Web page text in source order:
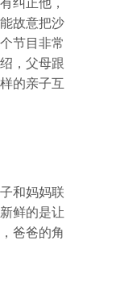
纠正他，
故意把沙
节目非常
，父母跟
的亲子互
和妈妈联
鲜的是让
爸爸的角